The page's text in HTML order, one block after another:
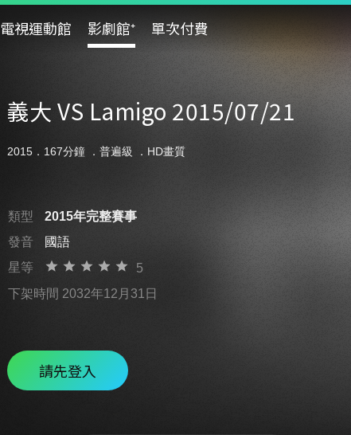
電視運動館 影劇館⁺ 單次付費
義大 VS Lamigo 2015/07/21
2015．167分鐘 ． 普遍級 ．HD畫質
類型
2015年完整賽事
發音
國語
星等
5
下架時間 2032年12月31日
請先登入